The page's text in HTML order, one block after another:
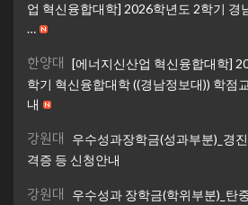
업 혁신융합대학] 2026학년도 2학기 경
…
한양대
[에너지신산업 혁신융합대학]
학기 혁신융합대학 ((경남정보대)) 학점
내
강원대
우수성과장학금(성과부분)_경
격증 등 신청안내
강원대
우수성과 장학금(학위부분)_탄